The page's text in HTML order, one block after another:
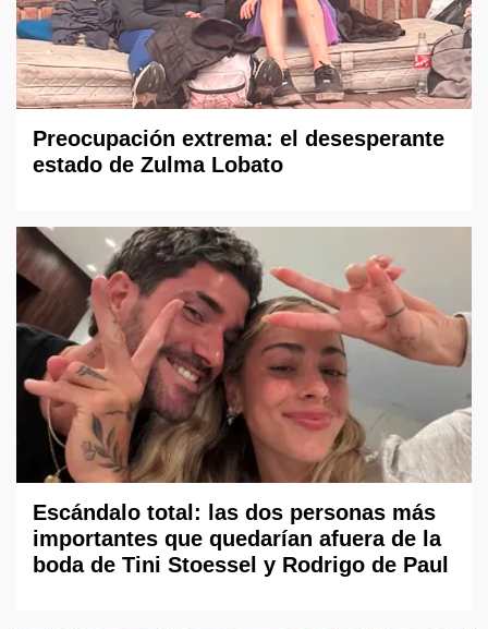
Preocupación extrema: el desesperante
estado de Zulma Lobato
Escándalo total: las dos personas más
importantes que quedarían afuera de la
boda de Tini Stoessel y Rodrigo de Paul